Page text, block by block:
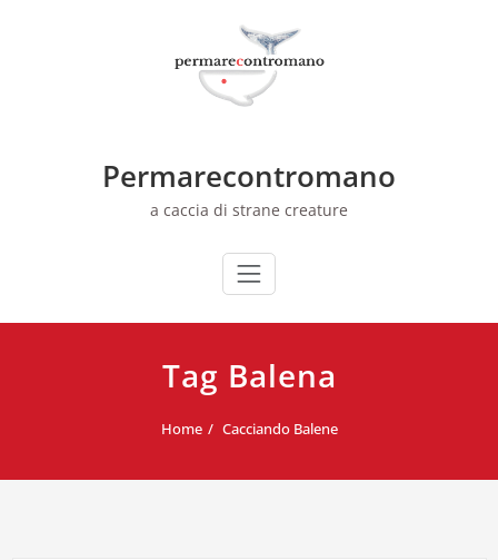
Permarecontromano
a caccia di strane creature
Tag Balena
Home Cacciando Balene